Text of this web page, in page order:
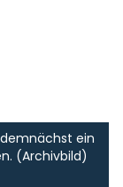
ein
(Archivbild)